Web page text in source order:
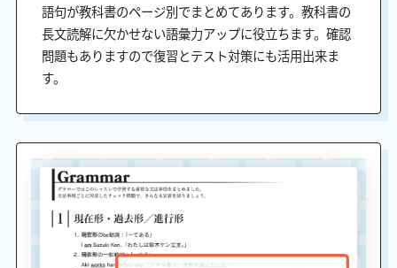
語句が教科書のページ別でまとめてあります。教科書の
長文読解に欠かせない語彙力アップに役立ちます。確認
問題もありますので復習とテスト対策にも活用出来ま
す。